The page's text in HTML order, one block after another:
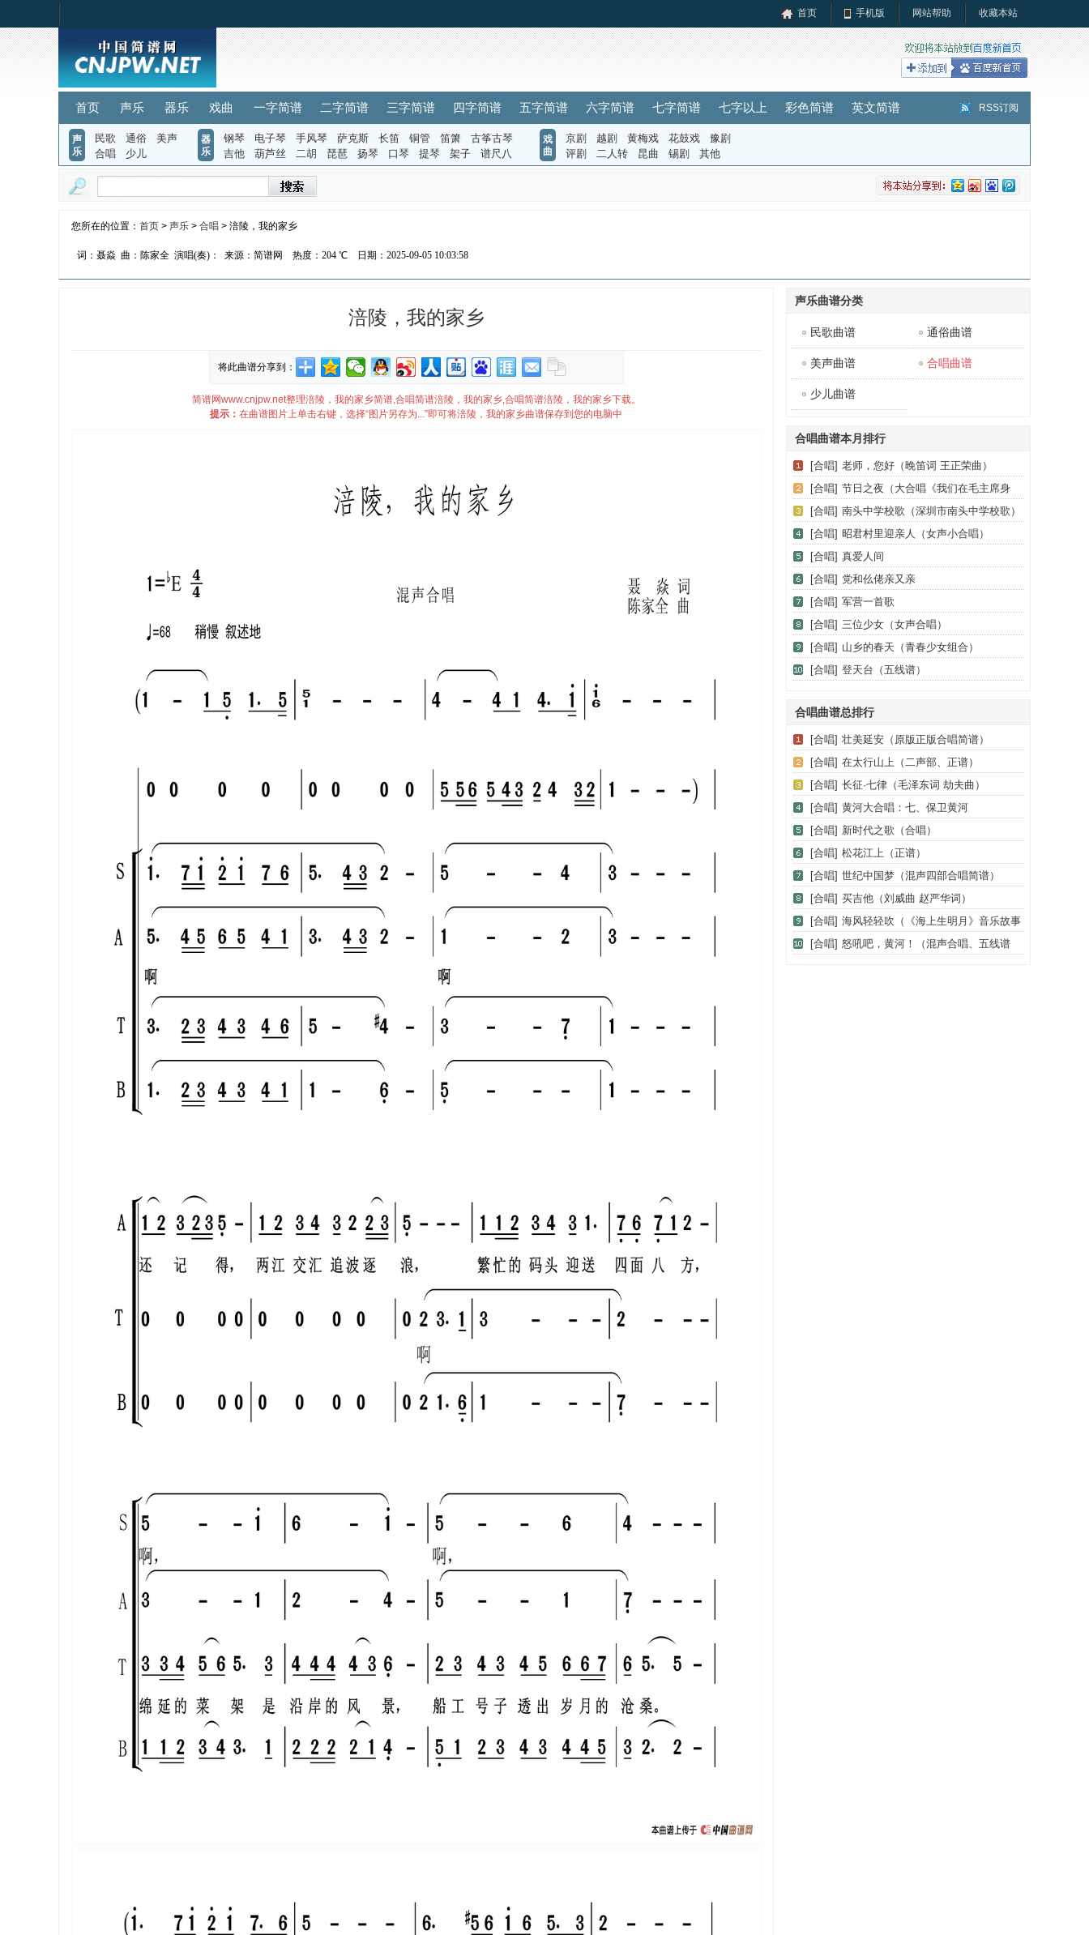
首页 手机版 网站帮助 收藏本站
首页 声乐 器乐 戏曲 一字简谱 二字简谱 三字简谱 四字简谱 五字简谱 六字简谱 七字简谱 七字以上 彩色简谱 英文简谱 RSS订阅
声
乐
民歌 通俗
美声
合唱
少儿
器
乐
钢琴 电子琴 手风琴 萨克斯 长笛 铜管 笛箫
古筝古琴
吉他
葫芦丝 二胡 琵琶 扬琴 口琴 提琴 架子 谱尺八
戏
曲
京剧 越剧 黄梅戏 花鼓戏
豫剧
评剧
二人转 昆曲 锡剧 其他
您所在的位置： 首页 > 声乐 > 合唱 > 涪陵，我的家乡
词：聂焱 曲：陈家全 演唱(奏)： 来源：简谱网 热度： 204 ℃ 日期：2025-09-05 10:03:58
涪陵，我的家乡
将此曲谱分享到：
简谱网www.cnjpw.net整理涪陵，我的家乡简谱,合唱简谱涪陵，我的家乡,合唱简谱涪陵，我的家乡下载。
提示： 在曲谱图片上单击右键，选择“图片另存为...”即可将涪陵，我的家乡曲谱保存到您的电脑中
声乐曲谱分类
民歌曲谱 通俗曲谱
美声曲谱 合唱曲谱
少儿曲谱
合唱曲谱本月排行
[合唱] 老师，您好（晚笛词 王正荣曲）
[合唱] 节日之夜（大合唱《我们在毛主席身
边》之五）
[合唱] 南头中学校歌（深圳市南头中学校歌）
[合唱] 昭君村里迎亲人（女声小合唱）
[合唱] 真爱人间
[合唱] 党和仫佬亲又亲
[合唱] 军营一首歌
[合唱] 三位少女（女声合唱）
[合唱] 山乡的春天（青春少女组合）
[合唱] 登天台（五线谱）
合唱曲谱总排行
[合唱] 壮美延安（原版正版合唱简谱）
[合唱] 在太行山上（二声部、正谱）
[合唱] 长征·七律（毛泽东词 劫夫曲）
[合唱] 黄河大合唱：七、保卫黄河
[合唱] 新时代之歌（合唱）
[合唱] 松花江上（正谱）
[合唱] 世纪中国梦（混声四部合唱简谱）
[合唱] 买吉他（刘威曲 赵严华词）
[合唱] 海风轻轻吹（《海上生明月》音乐故事
片歌曲）
[合唱] 怒吼吧，黄河！（混声合唱、五线谱